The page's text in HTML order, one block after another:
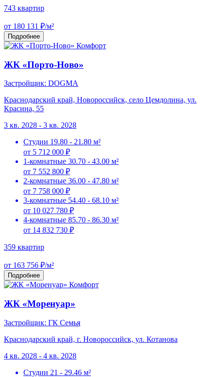
743 квартир
от 180 131 ₽/м²
Подробнее
Комфорт
ЖК «Порто-Ново»
Застройщик: DOGMA
Краснодарский край, Новороссийск, село Цемдолина, ул.
Красина, 55
3 кв. 2028 - 3 кв. 2028
Студии 19.80 - 21.80 м²
от 5 712 000 ₽
1-комнатные 30.70 - 43.00 м²
от 7 552 800 ₽
2-комнатные 36.00 - 47.80 м²
от 7 758 000 ₽
3-комнатные 54.40 - 68.10 м²
от 10 027 780 ₽
4-комнатные 85.70 - 86.30 м²
от 14 832 730 ₽
359 квартир
от 163 756 ₽/м²
Подробнее
Комфорт
ЖК «Моренуар»
Застройщик: ГК Семья
Краснодарский край, г. Новороссийск, ул. Котанова
4 кв. 2028 - 4 кв. 2028
Студии 21 - 29.46 м²